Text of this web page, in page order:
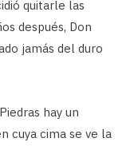
quitarle las
después, Don
jamás del duro
hay un
cuya cima se ve la